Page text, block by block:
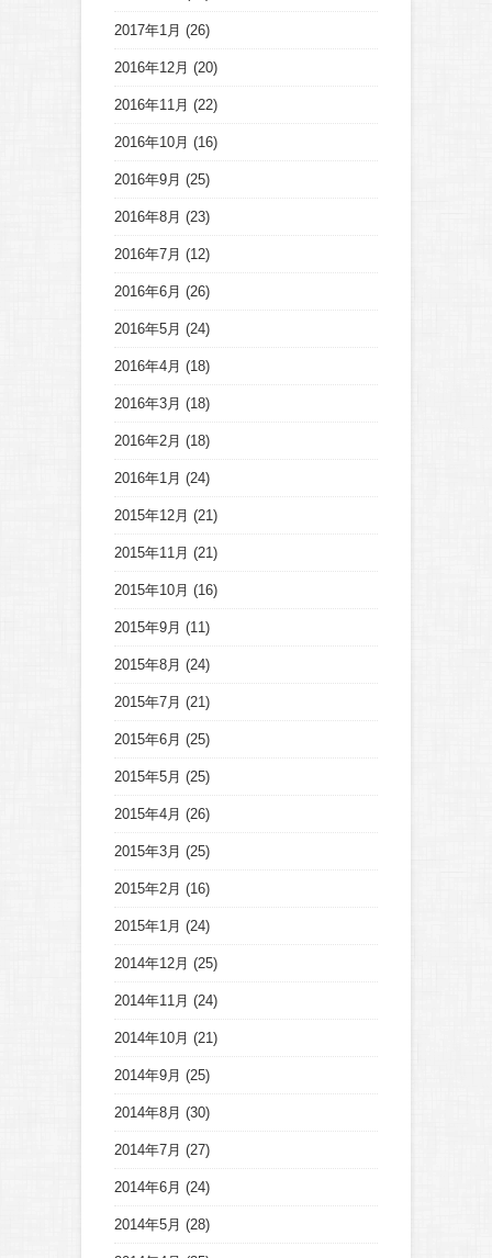
2017年1月 (26)
2016年12月 (20)
2016年11月 (22)
2016年10月 (16)
2016年9月 (25)
2016年8月 (23)
2016年7月 (12)
2016年6月 (26)
2016年5月 (24)
2016年4月 (18)
2016年3月 (18)
2016年2月 (18)
2016年1月 (24)
2015年12月 (21)
2015年11月 (21)
2015年10月 (16)
2015年9月 (11)
2015年8月 (24)
2015年7月 (21)
2015年6月 (25)
2015年5月 (25)
2015年4月 (26)
2015年3月 (25)
2015年2月 (16)
2015年1月 (24)
2014年12月 (25)
2014年11月 (24)
2014年10月 (21)
2014年9月 (25)
2014年8月 (30)
2014年7月 (27)
2014年6月 (24)
2014年5月 (28)